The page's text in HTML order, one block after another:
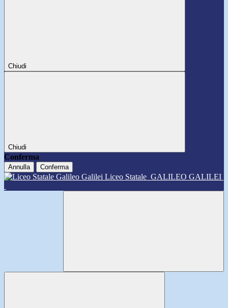
Chiudi
Chiudi
Conferma
Annulla Conferma
Liceo Statale GALILEO GALILEI